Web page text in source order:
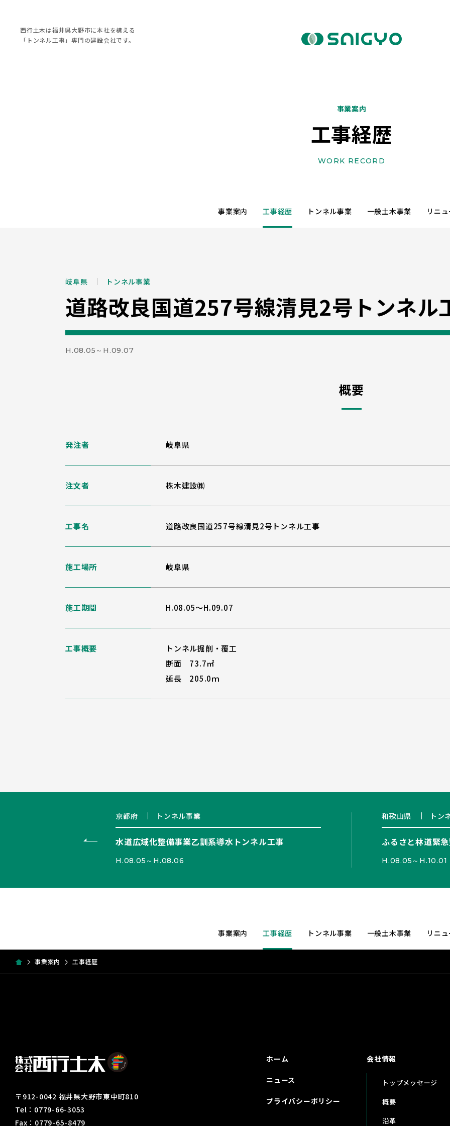
西行土木は福井県大野市に本社を構える
「トンネル工事」専門の建設会社です。
事業案内
工事経歴
WORK RECORD
事業案内 工事経歴 トンネル事業 一般土木事業 リニ
岐阜県 トンネル事業
道路改良国道257号線清見2号トンネル
H.08.05～H.09.07
概要
発注者 岐阜県
注文者 株木建設㈱
工事名 道路改良国道257号線清見2号トンネル工事
施工場所 岐阜県
施工期間 H.08.05～H.09.07
工事概要
トンネル掘削・覆工
断面 73.7㎡
延長 205.0ｍ
京都府 トンネル事業
水道広域化整備事業乙訓系導水トンネル工事
H.08.05～H.08.06
和歌山県 トン
ふるさと林道緊
H.08.05～H.10.01
事業案内 工事経歴 トンネル事業 一般土木事業 リニ
事業案内 工事経歴
〒912-0042 福井県大野市東中町810
Tel：0779-66-3053
Fax：0779-65-8479
ホーム
ニュース
プライバシーポリシー
会社情報
トップメッセージ
概要
沿革